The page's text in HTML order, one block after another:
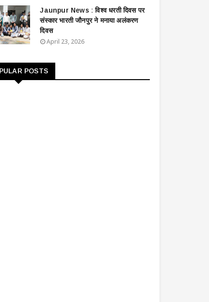
Jaunpur News : विश्व धरती दिवस पर
संस्कार भारती जौनपुर ने मनाया अलंकरण
दिवस
April 23, 2026
POSTS